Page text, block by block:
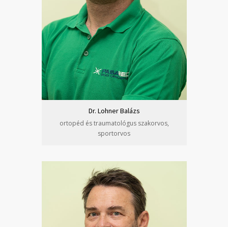
Dr. Lohner Balázs
ortopéd és traumatológus szakorvos,
sportorvos